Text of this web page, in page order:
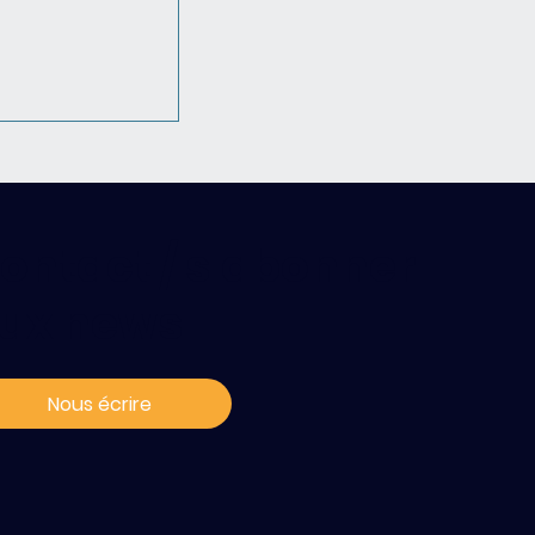
Cancer
s’allient
Nous écrire